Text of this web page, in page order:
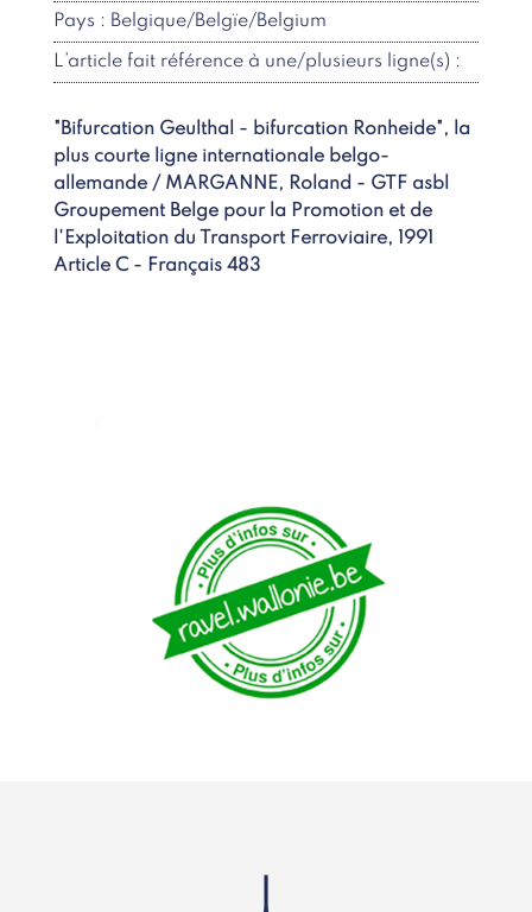
Pays : Belgique/Belgïe/Belgium
L’article fait référence à une/plusieurs ligne(s) :
"Bifurcation Geulthal - bifurcation Ronheide", la
plus courte ligne internationale belgo-
allemande / MARGANNE, Roland - GTF asbl
Groupement Belge pour la Promotion et de
l'Exploitation du Transport Ferroviaire, 1991
Article C - Français 483